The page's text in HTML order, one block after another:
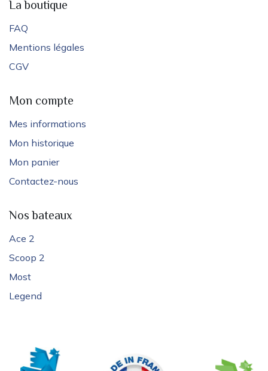
La boutique
FAQ
Mentions légales
CGV
Mon compte
Mes informations
Mon historique
Mon panier
Contactez-nous
Nos bateaux
Ace 2
Scoop 2
Most
Legend